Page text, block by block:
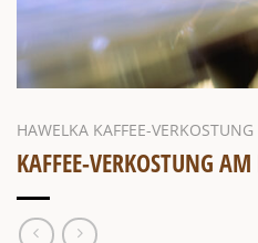
HAWELKA KAFFEE-VERKOSTUNG
KAFFEE-VERKOSTUNG